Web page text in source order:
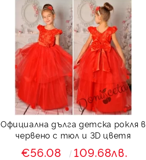
Официална дълга детска рокля в
червено с тюл и 3D цветя
€56.08 109.68лв.